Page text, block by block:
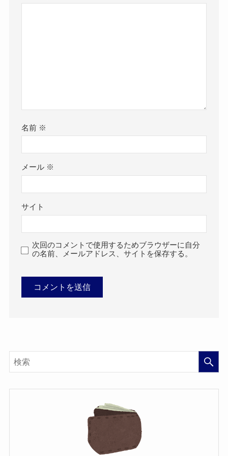
名前 ※
メール ※
サイト
次回のコメントで使用するためブラウザーに自分
の名前、メールアドレス、サイトを保存する。